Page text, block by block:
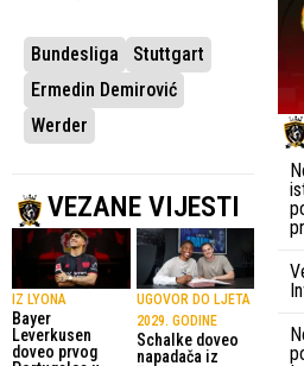
Bundesliga
Stuttgart
Ermedin Demirović
Werder
VEZANE VIJESTI
IZ LYONA
Bayer
Leverkusen
doveo prvog
UGOVOR DO LJETA
2029. GODINE
Schalke doveo
napadača iz